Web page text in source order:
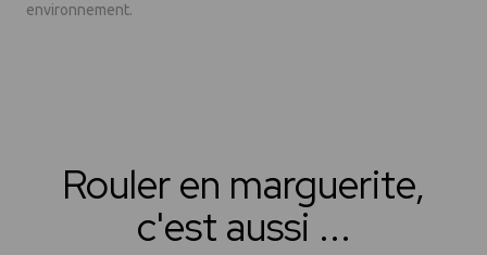
environnement.
Rouler en marguerite,
c'est aussi ...